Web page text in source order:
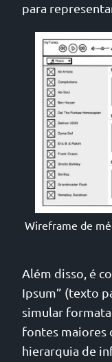
para
Wireframe de
Além disso, é
Ipsum” (texto
simular
fontes maiores
hierarquia de